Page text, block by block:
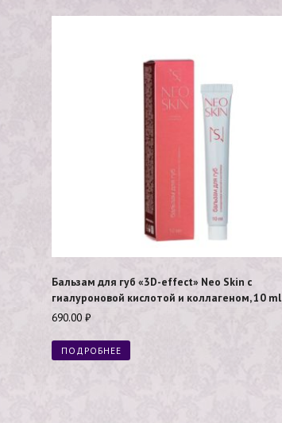
Бальзам для губ «3D-effect» Neo Skin с
гиалуроновой кислотой и коллагеном, 10 ml
690.00 ₽
ПОДРОБНЕЕ